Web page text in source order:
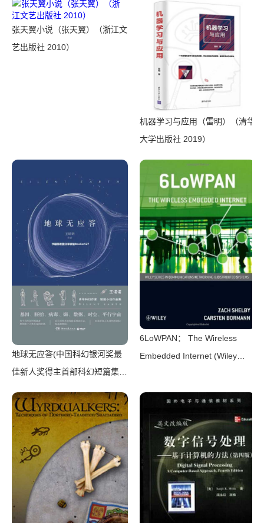
Publishing House 2018）
张天翼小说（张天翼）（浙江文
艺出版社 2010）
机器学习与应用（雷明）（清华
大学出版社 2019）
地球无应答(中国科幻银河奖最
佳新人奖得主首部科幻短篇集！
未来，看时间空间合伙变魔
术！)（王诺诺 [王诺诺]）（湖
南文艺出版社 2019）
6LoWPAN： The Wireless
Embedded Internet (Wiley
Networking & Distributed
Carsten Bormann）（Wiley
2010）